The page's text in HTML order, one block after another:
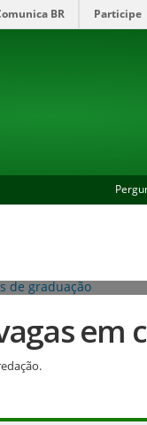
BR Participe
em